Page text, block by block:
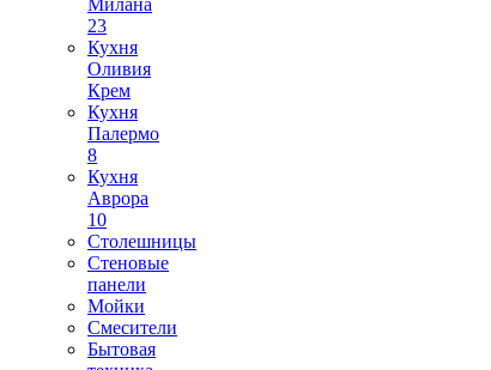
Милана
23
Кухня
Оливия
Крем
Кухня
Палермо
8
Кухня
Аврора
10
Столешницы
Стеновые
панели
Мойки
Смесители
Бытовая